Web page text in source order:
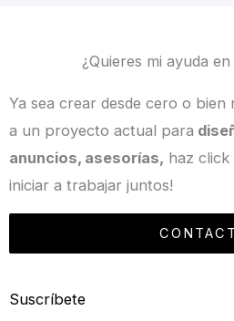
¿Quieres mi ayuda
Ya sea crear desde cero o bien
a un proyecto actual para
anuncios, asesorías, haz
iniciar a trabajar juntos!
Suscríbete